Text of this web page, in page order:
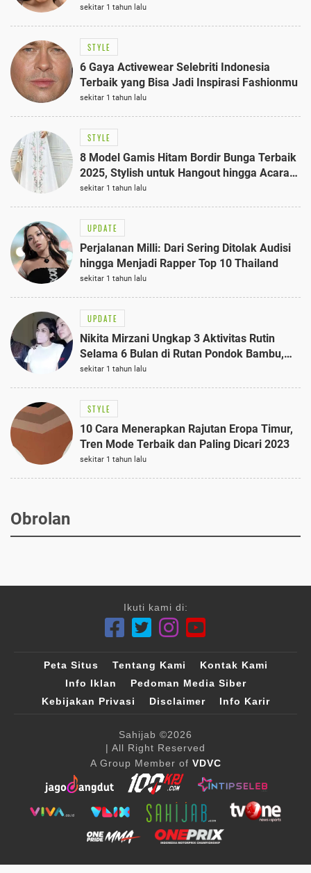
sekitar 1 tahun lalu
STYLE
6 Gaya Activewear Selebriti Indonesia
Terbaik yang Bisa Jadi Inspirasi Fashionmu
sekitar 1 tahun lalu
STYLE
8 Model Gamis Hitam Bordir Bunga Terbaik
2025, Stylish untuk Hangout hingga Acara
Semi-Formal
sekitar 1 tahun lalu
UPDATE
Perjalanan Milli: Dari Sering Ditolak Audisi
hingga Menjadi Rapper Top 10 Thailand
sekitar 1 tahun lalu
UPDATE
Nikita Mirzani Ungkap 3 Aktivitas Rutin
Selama 6 Bulan di Rutan Pondok Bambu,
Terungkap!
sekitar 1 tahun lalu
STYLE
10 Cara Menerapkan Rajutan Eropa Timur,
Tren Mode Terbaik dan Paling Dicari 2023
sekitar 1 tahun lalu
Obrolan
Ikuti kami di:
Peta Situs Tentang Kami
Kontak Kami
Info Iklan
Pedoman Media Siber
Kebijakan Privasi
Disclaimer Info Karir
Sahijab ©2026
| All Right Reserved
A Group Member of VDVC